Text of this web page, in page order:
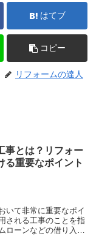
はてブ
コピー
リフォームの達人
事とは？リフォー
る重要なポイント
いて非常に重要なポイ
される工事のことを指
ローンなどの借り入れ